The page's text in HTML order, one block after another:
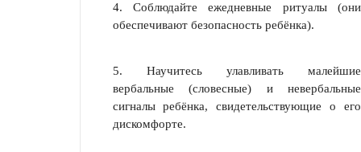
4. Соблюдайте ежедневные ритуалы (они
обеспечивают безопасность ребёнка).
5. Научитесь улавливать малейшие
вербальные (словесные) и невербальные
сигналы ребёнка, свидетельствующие о его
дискомфорте.